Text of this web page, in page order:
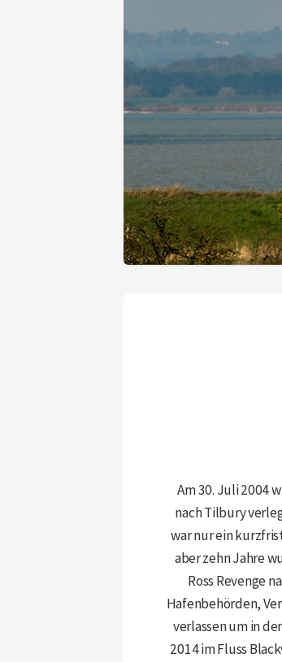
Am 30. Juli 2004
nach Tilbury
war nur ein
aber zehn Jahre
Ross Revenge
Hafenbehörden,
verlassen um in
2014 im Fluss